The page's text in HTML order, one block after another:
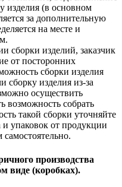
изделия (в основном
за дополнительную
на месте и
сборки изделий, заказчик
от посторонних
сборки изделия
сборку изделия из-за
осуществить
возможность собрать
такой сборки уточняйте
упаковок от продукции
самостоятельно.
производства
виде (коробках).